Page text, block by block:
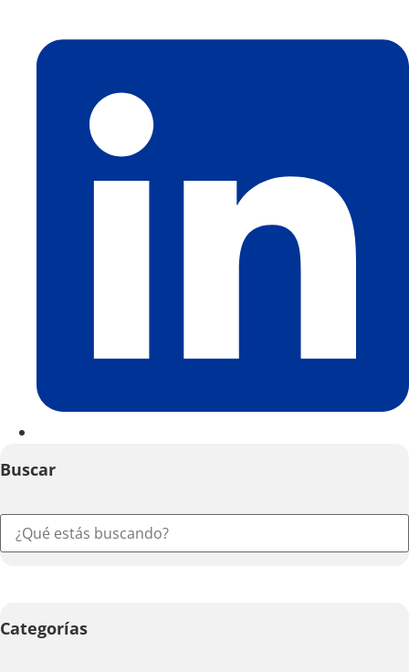
Buscar
Categorías